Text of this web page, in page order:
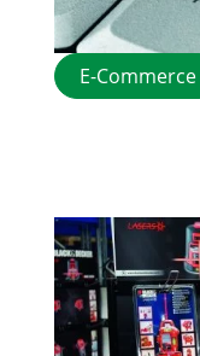
E-Commerce